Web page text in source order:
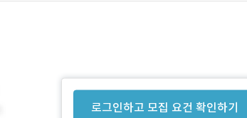
로그인하고 모집 요건 확인하기